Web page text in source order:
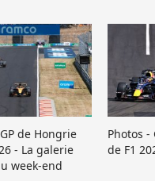
de Hongrie
- La galerie
week-end
Photos -
de F1